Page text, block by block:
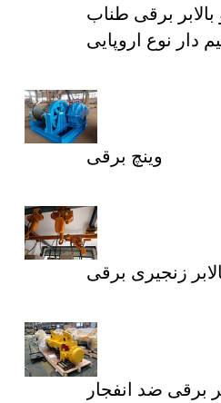
برقی طناب
دار نوع اروپایی
وینچ برقی
زنجیری برقی
برقی ضد انفجار